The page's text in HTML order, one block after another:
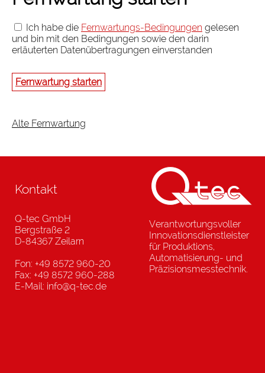
Ich habe die Fernwartungs-Bedingungen gelesen
und bin mit den Bedingungen sowie den darin
erläuterten Datenübertragungen einverstanden
Fernwartung starten
Alte Fernwartung
Kontakt
Q-tec GmbH
Bergstraße 2
D-84367 Zeilarn
Fon: +49 8572 960-20
Fax: +49 8572 960-288
E-Mail: info@q-tec.de
Verantwortungsvoller
Innovationsdienstleister
für Produktions,
Automatisierung- und
Präzisionsmesstechnik.